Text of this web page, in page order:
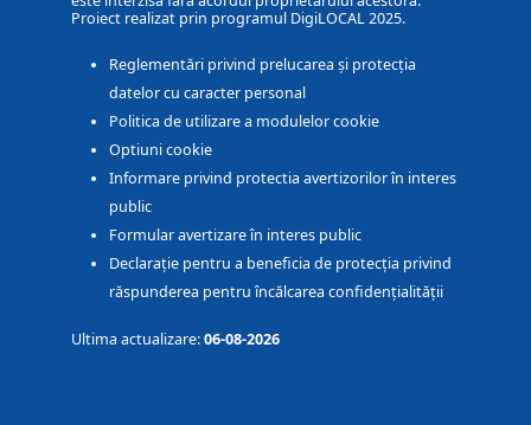
Proiect realizat prin programul DigiLOCAL 2025.
Reglementări privind prelucarea și protecția
datelor cu caracter personal
Politica de utilizare a modulelor cookie
Optiuni cookie
Informare privind protectia avertizorilor în interes
public
Formular avertizare în interes public
Declarație pentru a beneficia de protecția privind
răspunderea pentru încălcarea confidențialității
Ultima actualizare:06-08-2026